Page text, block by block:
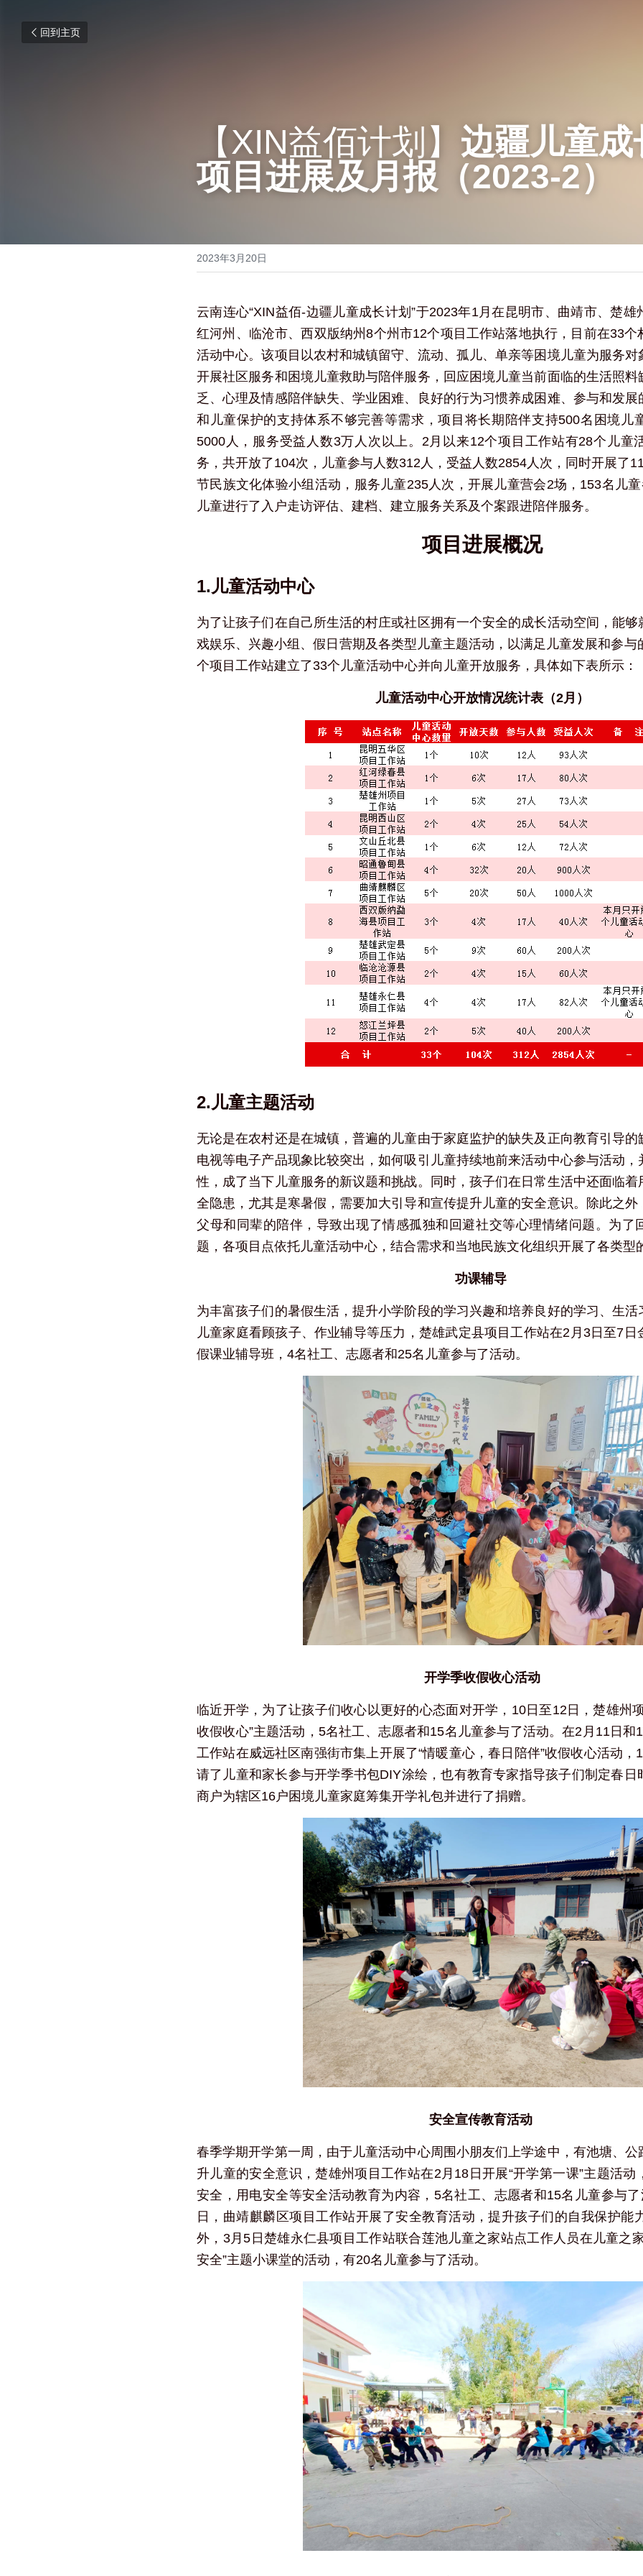
回到主页
【XIN益佰计划】 边疆儿童成
项目进展及月报（2023-2）
2023年3月20日
云南连心“XIN益佰-边疆儿童成长计划”于2023年1月在昆明市、曲靖市、楚雄
红河州、临沧市、西双版纳州8个州市12个项目工作站落地执行，目前在33个
活动中心。该项目以农村和城镇留守、流动、孤儿、单亲等困境儿童为服务
开展社区服务和困境儿童救助与陪伴服务，回应困境儿童当前面临的生活照
乏、心理及情感陪伴缺失、学业困难、良好的行为习惯养成困难、参与和发
和儿童保护的支持体系不够完善等需求，项目将长期陪伴支持500名困境儿
5000人，服务受益人数3万人次以上。2月以来12个项目工作站有28个儿童
务，共开放了104次，儿童参与人数312人，受益人数2854人次，同时开展了
节民族文化体验小组活动，服务儿童235人次，开展儿童营会2场，153名儿
儿童进行了入户走访评估、建档、建立服务关系及个案跟进陪伴服务。
项目进展概况
1.儿童活动中心
为了让孩子们在自己所生活的村庄或社区拥有一个安全的成长活动空间，能
戏娱乐、兴趣小组、假日营期及各类型儿童主题活动，以满足儿童发展和参与
个项目工作站建立了33个儿童活动中心并向儿童开放服务，具体如下表所示：
儿童活动中心开放情况统计表（2月）
2.儿童主题活动
无论是在农村还是在城镇，普遍的儿童由于家庭监护的缺失及正向教育引导的
电视等电子产品现象比较突出，如何吸引儿童持续地前来活动中心参与活动
性，成了当下儿童服务的新议题和挑战。同时，孩子们在日常生活中还面临着
全隐患，尤其是寒暑假，需要加大引导和宣传提升儿童的安全意识。除此之外
父母和同辈的陪伴，导致出现了情感孤独和回避社交等心理情绪问题。为了
题，各项目点依托儿童活动中心，结合需求和当地民族文化组织开展了各类型
功课辅导
为丰富孩子们的暑假生活，提升小学阶段的学习兴趣和培养良好的学习、生
儿童家庭看顾孩子、作业辅导等压力，楚雄武定县项目工作站在2月3日至7日
假课业辅导班，4名社工、志愿者和25名儿童参与了活动。
开学季收假收心活动
临近开学，为了让孩子们收心以更好的心态面对开学，10日至12日，楚雄州
收假收心”主题活动，5名社工、志愿者和15名儿童参与了活动。在2月11日和
工作站在威远社区南强街市集上开展了“情暖童心，春日陪伴”收假收心活动，
请了儿童和家长参与开学季书包DIY涂绘，也有教育专家指导孩子们制定春日
商户为辖区16户困境儿童家庭筹集开学礼包并进行了捐赠。
安全宣传教育活动
春季学期开学第一周，由于儿童活动中心周围小朋友们上学途中，有池塘、公
升儿童的安全意识，楚雄州项目工作站在2月18日开展“开学第一课”主题活动
安全，用电安全等安全活动教育为内容，5名社工、志愿者和15名儿童参与
日，曲靖麒麟区项目工作站开展了安全教育活动，提升孩子们的自我保护能
外，3月5日楚雄永仁县项目工作站联合莲池儿童之家站点工作人员在儿童之
安全”主题小课堂的活动，有20名儿童参与了活动。